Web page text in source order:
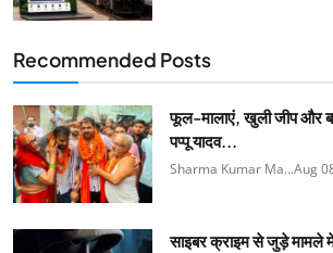
Recommended Posts
फूल-मालाएं, खुली जीप और
पप्पू यादव...
Sharma Kumar Ma...Aug
साइबर क्राइम से जुड़े मामले